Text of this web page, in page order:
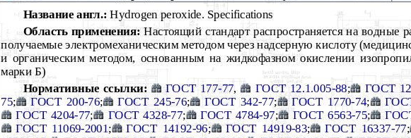
Название англ.: Hydrogen peroxide. Specifications
Область применения:Настоящий стандарт распространяется на водные
получаемые электромеханическим методом через надсерную кислоту
и органическим методом, основанным на жидкофазном окислении
марки Б)
Нормативные ссылки:
ГОСТ 177-77, ГОСТ 12.1.005-88; ГОСТ
75; ГОСТ 200-76; ГОСТ 245-76; ГОСТ 342-77; ГОСТ 1770-74;
ГОСТ 4204-77; ГОСТ 4328-77; ГОСТ 4784-97; ГОСТ 6563-75;
ГОСТ 11069-2001; ГОСТ 14192-96; ГОСТ 14919-83; ГОСТ 16337-77;